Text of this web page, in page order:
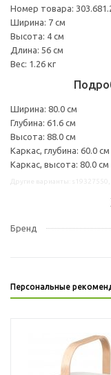
Номер товара:
Ширина: 7 см
Высота: 4 см
Длина: 56 см
Вес: 1.26 кг
Ширина: 80.0 см
Глубина: 61.6 см
Высота: 88.0 см
Каркас, глубина: 60.0 см
Каркас, высота: 80.0 см
Бренд
Персональные